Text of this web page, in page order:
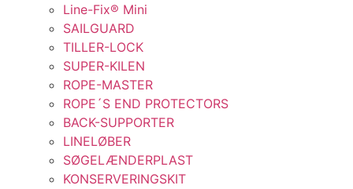
Line-Fix® Mini
SAILGUARD
TILLER-LOCK
SUPER-KILEN
ROPE-MASTER
ROPE´S END PROTECTORS
BACK-SUPPORTER
LINELØBER
SØGELÆNDERPLAST
KONSERVERINGSKIT